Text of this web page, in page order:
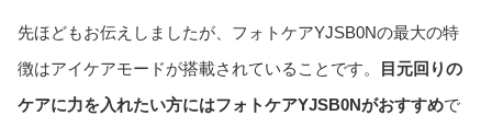
先ほどもお伝えしましたが、フォトケアYJSB0Nの最大の特
徴はアイケアモードが搭載されていることです。
目元回りの
ケアに力を入れたい方にはフォトケアYJSB0Nがおすすめで